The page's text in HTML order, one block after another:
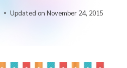
Updated on November 24, 2015